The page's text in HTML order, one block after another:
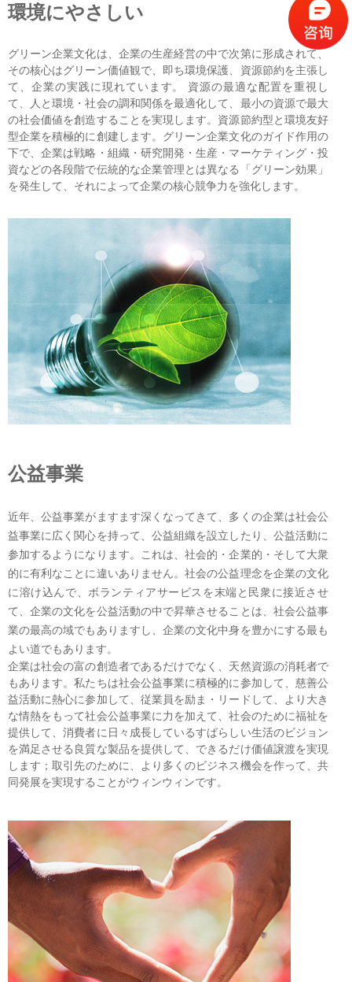
環境にやさしい
グリーン企業文化は、企業の生産経営の中で次第に形成されて、
その核心はグリーン価値観で、即ち環境保護、資源節約を主張し
て、企業の実践に現れています。 資源の最適な配置を重視し
て、人と環境・社会の調和関係を最適化して、最小の資源で最大
の社会価値を創造することを実現します。資源節約型と環境友好
型企業を積極的に創建します。グリーン企業文化のガイド作用の
下で、企業は戦略・組織・研究開発・生産・マーケティング・投
資などの各段階で伝統的な企業管理とは異なる「グリーン効果」
を発生して、それによって企業の核心競争力を強化します。
公益事業
近年、公益事業がますます深くなってきて、多くの企業は社会公
益事業に広く関心を持って、公益組織を設立したり、公益活動に
参加するようになります。これは、社会的・企業的・そして大衆
的に有利なことに違いありません。社会の公益理念を企業の文化
に溶け込んで、ボランティアサービスを末端と民衆に接近させ
て、企業の文化を公益活動の中で昇華させることは、社会公益事
業の最高の域でもありますし、企業の文化中身を豊かにする最も
よい道でもあります。
企業は社会の富の創造者であるだけでなく、天然資源の消耗者で
もあります。私たちは社会公益事業に積極的に参加して、慈善公
益活動に熱心に参加して、従業員を励ま・リードして、より大き
な情熱をもって社会公益事業に力を加えて、社会のために福祉を
提供して、消費者に日々成長しているすばらしい生活のビジョン
を満足させる良質な製品を提供して、できるだけ価値譲渡を実現
します；取引先のために、より多くのビジネス機会を作って、共
同発展を実現することがウィンウィンです。